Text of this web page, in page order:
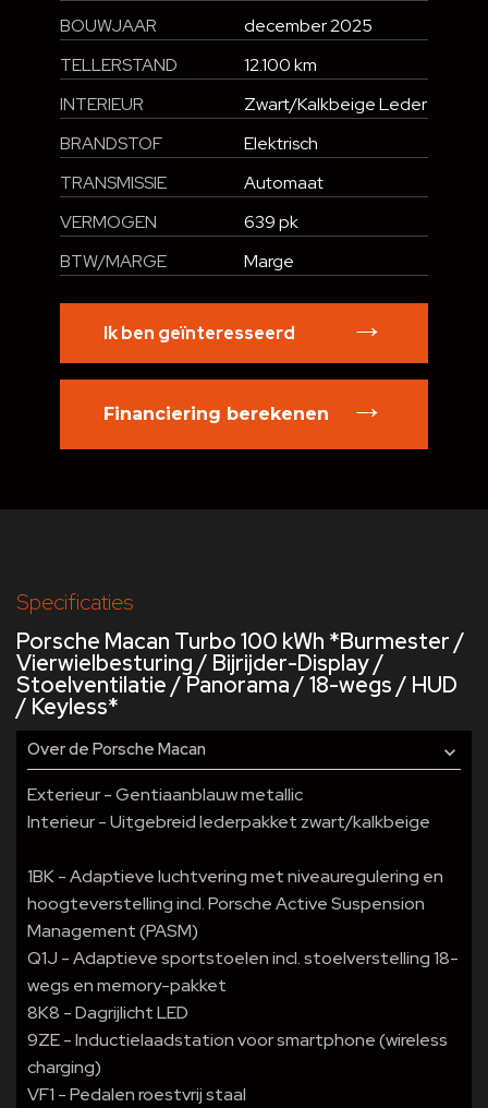
BOUWJAAR
december 2025
TELLERSTAND
12.100 km
INTERIEUR
Zwart/Kalkbeige Leder
BRANDSTOF
Elektrisch
TRANSMISSIE
Automaat
VERMOGEN
639 pk
BTW/MARGE
Marge
Ik ben geïnteresseerd
Financiering berekenen
Specificaties
Porsche Macan Turbo 100 kWh *Burmester /
Vierwielbesturing / Bijrijder-Display /
Stoelventilatie / Panorama / 18-wegs / HUD
/ Keyless*
Over de Porsche Macan
Exterieur - Gentiaanblauw metallic
Interieur - Uitgebreid lederpakket zwart/kalkbeige
1BK - Adaptieve luchtvering met niveauregulering en
hoogteverstelling incl. Porsche Active Suspension
Management (PASM)
Q1J - Adaptieve sportstoelen incl. stoelverstelling 18-
wegs en memory-pakket
8K8 - Dagrijlicht LED
9ZE - Inductielaadstation voor smartphone (wireless
charging)
VF1 - Pedalen roestvrij staal